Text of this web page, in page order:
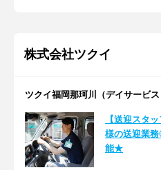
株式会社ツクイ
ツクイ福岡那珂川（デイサービス
【送迎スタ
様の送迎業
能★